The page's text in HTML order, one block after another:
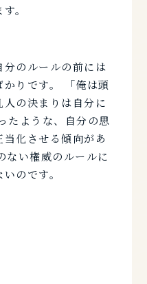
。
のルールの前には
りです。 「俺は頭
の決まりは自分に
たような、自分の思
化させる傾向があ
ない権威のルールに
のです。